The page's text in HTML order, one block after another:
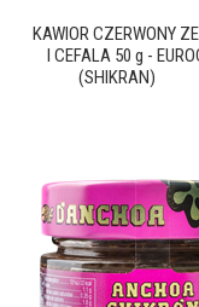
KAWIOR CZERWONY
I CEFALA 50 g -
(SHIKRAN)